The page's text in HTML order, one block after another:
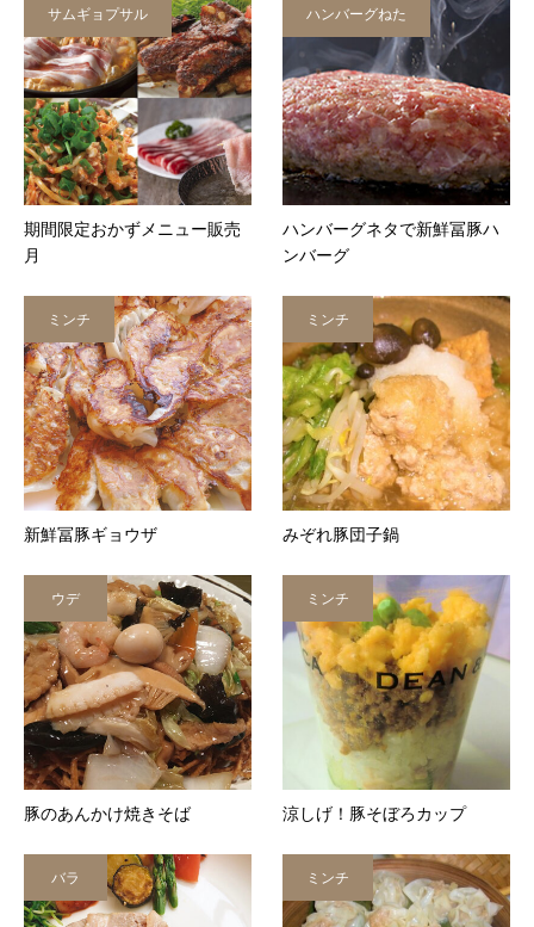
サムギョプサル
期間限定おかずメニュー販売
月
ハンバーグねた
ハンバーグネタで新鮮冨豚ハ
ンバーグ
ミンチ
新鮮冨豚ギョウザ
ミンチ
みぞれ豚団子鍋
ウデ
豚のあんかけ焼きそば
ミンチ
涼しげ！豚そぼろカップ
バラ ミンチ